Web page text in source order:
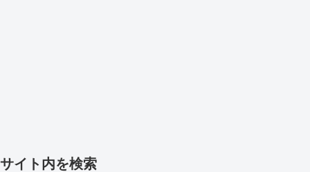
サイト内を検索